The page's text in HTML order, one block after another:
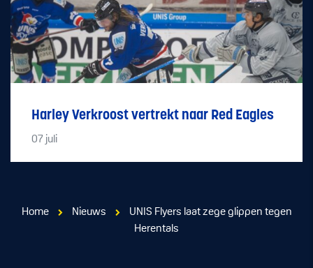
Harley Verkroost vertrekt naar Red Eagles
07 juli
Home Nieuws
UNIS Flyers laat zege glippen tegen
Herentals